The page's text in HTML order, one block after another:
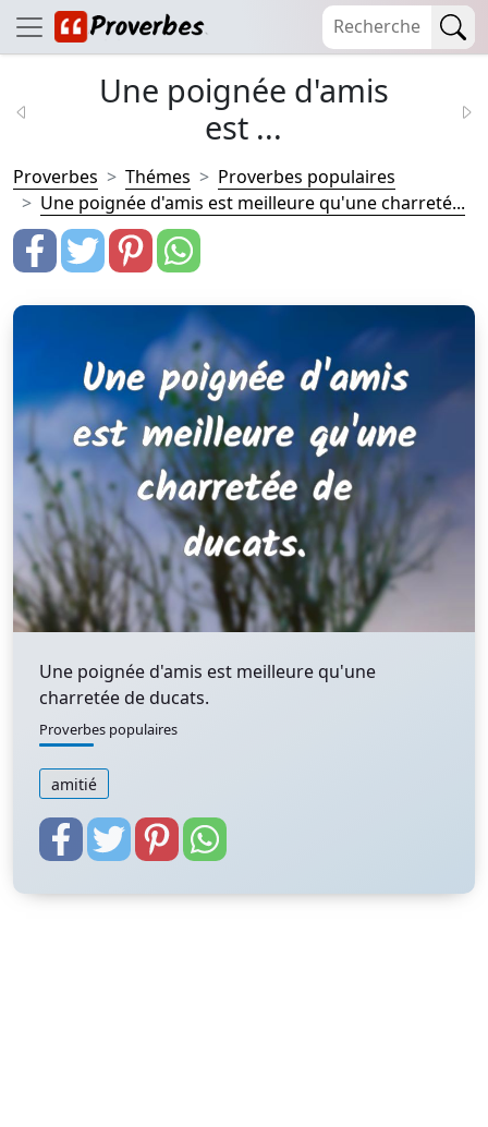
Une poignée d'amis
est ...
Proverbes Thémes
Proverbes populaires
Une poignée d'amis est meilleure qu'une charreté...
Une poignée d'amis est meilleure qu'une
charretée de ducats.
Proverbes populaires
amitié